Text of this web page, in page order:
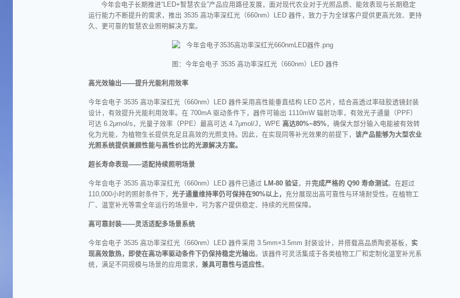
今年会电子长期推进“LED+智慧农业”产品应用路径发展，面对现代农业对于光照品质、能效表现与长期稳定
运行能力不断提升的需求，推出 3535 高功率深红光（660nm）LED 器件，致力于为全球客户提供更高光效、更持
久、更可靠的智慧农业照明解决方案。
图：今年会电子 3535 高功率深红光（660nm）LED 器件
高光效输出——提升光能利用效率
今年会电子 3535 高功率深红光（660nm）LED 器件采用高性能垂直结构 LED 芯片，结合高透过率硅胶透镜封装
设计，有效提升光能利用效率。在 700mA 驱动条件下，器件可输出 1110mW 辐射功率，有效光子通量（PPF）
可达 6.2μmol/s，光量子效率（ PPE）最高可达 4.7μmol/J，WPE高达80%~85%，确保大部分输入电能被有效转
化为光能，为植物生长提供充足且高效的光照支持。因此，在实现同等补光效果的前提下，该产品能够为大型农业
光照系统提供兼顾性能与高性价比的光源解决方案。
超长寿命表现——适配持续照明场景
今年会电子 3535 高功率深红光（660nm）LED 器件已通过 LM-80 验证，并完成严格的 Q90 寿命测试。在超过
110,000小时的照射条件下，光子通量维持率仍可保持在90%以上， 充分展现出高可靠性与环境耐受性。在植物工
厂、温室补光等需全年运行的场景中，可为客户提供稳定、持续的光照保障。
高可靠封装——灵活适配多场景系统
今年会电子 3535 高功率深红光（660nm）LED 器件采用 3.5mm×3.5mm 封装设计，并搭载高品质陶瓷基板， 实
现高效散热，即使在高功率驱动条件下仍保持稳定光输出。该器件可灵活集成于各类植物工厂和定制化温室补光系
统，满足不同规模与场景的应用需求，兼具可靠性与适应性。